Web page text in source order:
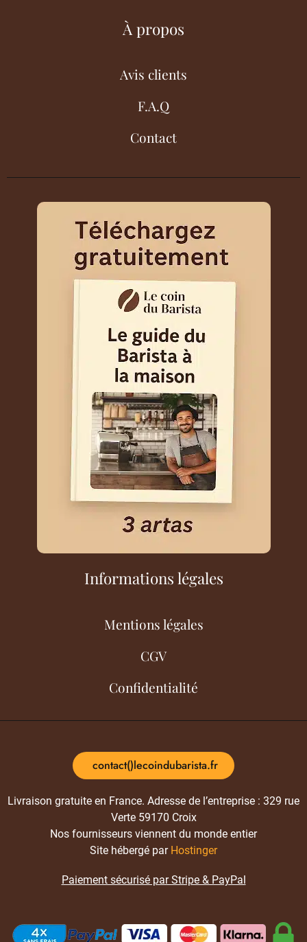
À propos
Avis clients
F.A.Q
Contact
Informations légales
Mentions légales
CGV
Confidentialité
contact()lecoindubarista.fr
Livraison gratuite en France. Adresse de l’entreprise : 329 rue
Verte 59170 Croix
Nos fournisseurs viennent du monde entier
Site hébergé par Hostinger
Paiement sécurisé par Stripe & PayPal